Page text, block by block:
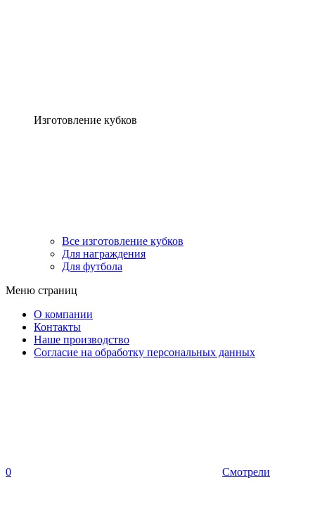
Изготовление кубков
Все изготовление кубков
Для награждения
Для футбола
Меню страниц
О компании
Контакты
Наше производство
Согласие на обработку персональных данных
0 Смотрели